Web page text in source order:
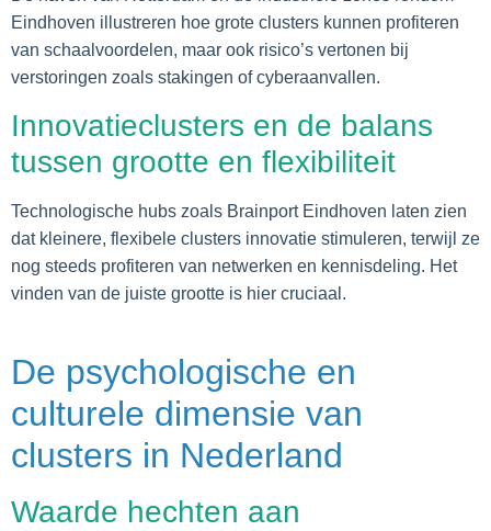
Eindhoven illustreren hoe grote clusters kunnen profiteren
van schaalvoordelen, maar ook risico’s vertonen bij
verstoringen zoals stakingen of cyberaanvallen.
Innovatieclusters en de balans
tussen grootte en flexibiliteit
Technologische hubs zoals Brainport Eindhoven laten zien
dat kleinere, flexibele clusters innovatie stimuleren, terwijl ze
nog steeds profiteren van netwerken en kennisdeling. Het
vinden van de juiste grootte is hier cruciaal.
De psychologische en
culturele dimensie van
clusters in Nederland
Waarde hechten aan